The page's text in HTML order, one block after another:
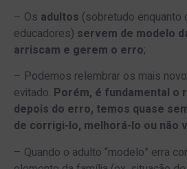
– Os adultos (sobretudo enquanto
educadores) servem de modelo
arriscam e gerem o erro;
– Podemos relembrar os mais
evitado. Porém, é fundamental o
depois do erro, temos quase
de corrigi-lo, melhorá-lo ou não
– Quando o adulto “modelo” erra